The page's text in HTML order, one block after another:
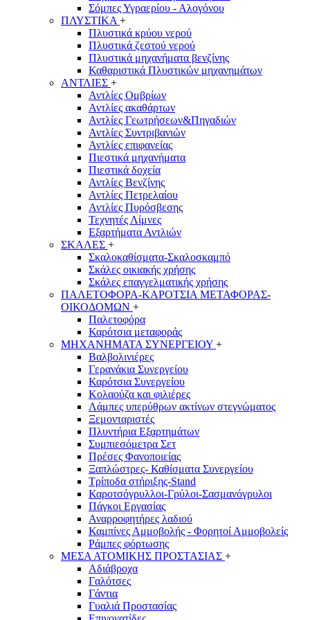
Σόμπες Υγραερίου - Αλογόνου
ΠΛΥΣΤΙΚΑ +
Πλυστικά κρύου νερού
Πλυστικά ζεστού νερού
Πλυστικά μηχανήματα βενζίνης
Καθαριστικά Πλυστικών μηχανημάτων
ΑΝΤΛΙΕΣ +
Αντλίες Ομβρίων
Αντλίες ακαθάρτων
Αντλίες Γεωτρήσεων&Πηγαδιών
Αντλίες Συντριβανιών
Αντλίες επιφανείας
Πιεστικά μηχανήματα
Πιεστικά δοχεία
Αντλίες Βενζίνης
Αντλίες Πετρελαίου
Αντλίες Πυρόσβεσης
Τεχνητές Λίμνες
Εξαρτήματα Αντλιών
ΣΚΑΛΕΣ +
Σκαλοκαθίσματα-Σκαλοσκαμπό
Σκάλες οικιακής χρήσης
Σκάλες επαγγελματικής χρήσης
ΠΑΛΕΤΟΦΟΡΑ-ΚΑΡΟΤΣΙΑ ΜΕΤΑΦΟΡΑΣ-
ΟΙΚΟΔΟΜΩΝ +
Παλετοφόρα
Καρότσια μεταφοράς
ΜΗΧΑΝΗΜΑΤΑ ΣΥΝΕΡΓΕΙΟΥ +
Βαλβολινιέρες
Γερανάκια Συνεργείου
Καρότσια Συνεργείου
Κολαούζα και φιλιέρες
Λάμπες υπερύθρων ακτίνων στεγνώματος
Ξεμονταριστές
Πλυντήρια Εξαρτημάτων
Συμπιεσόμετρα Σετ
Πρέσες Φανοποιείας
Ξαπλώστρες- Καθίσματα Συνεργείου
Τρίποδα στήριξης-Stand
Καροτσόγρυλλοι-Γρύλοι-Σασμανόγρυλοι
Πάγκοι Εργασίας
Αναρροφητήρες λαδιού
Καμπίνες Αμμοβολής - Φορητοί Αμμοβολείς
Ράμπες φόρτωσης
ΜΕΣΑ ΑΤΟΜΙΚΗΣ ΠΡΟΣΤΑΣΙΑΣ +
Αδιάβροχα
Γαλότσες
Γάντια
Γυαλιά Προστασίας